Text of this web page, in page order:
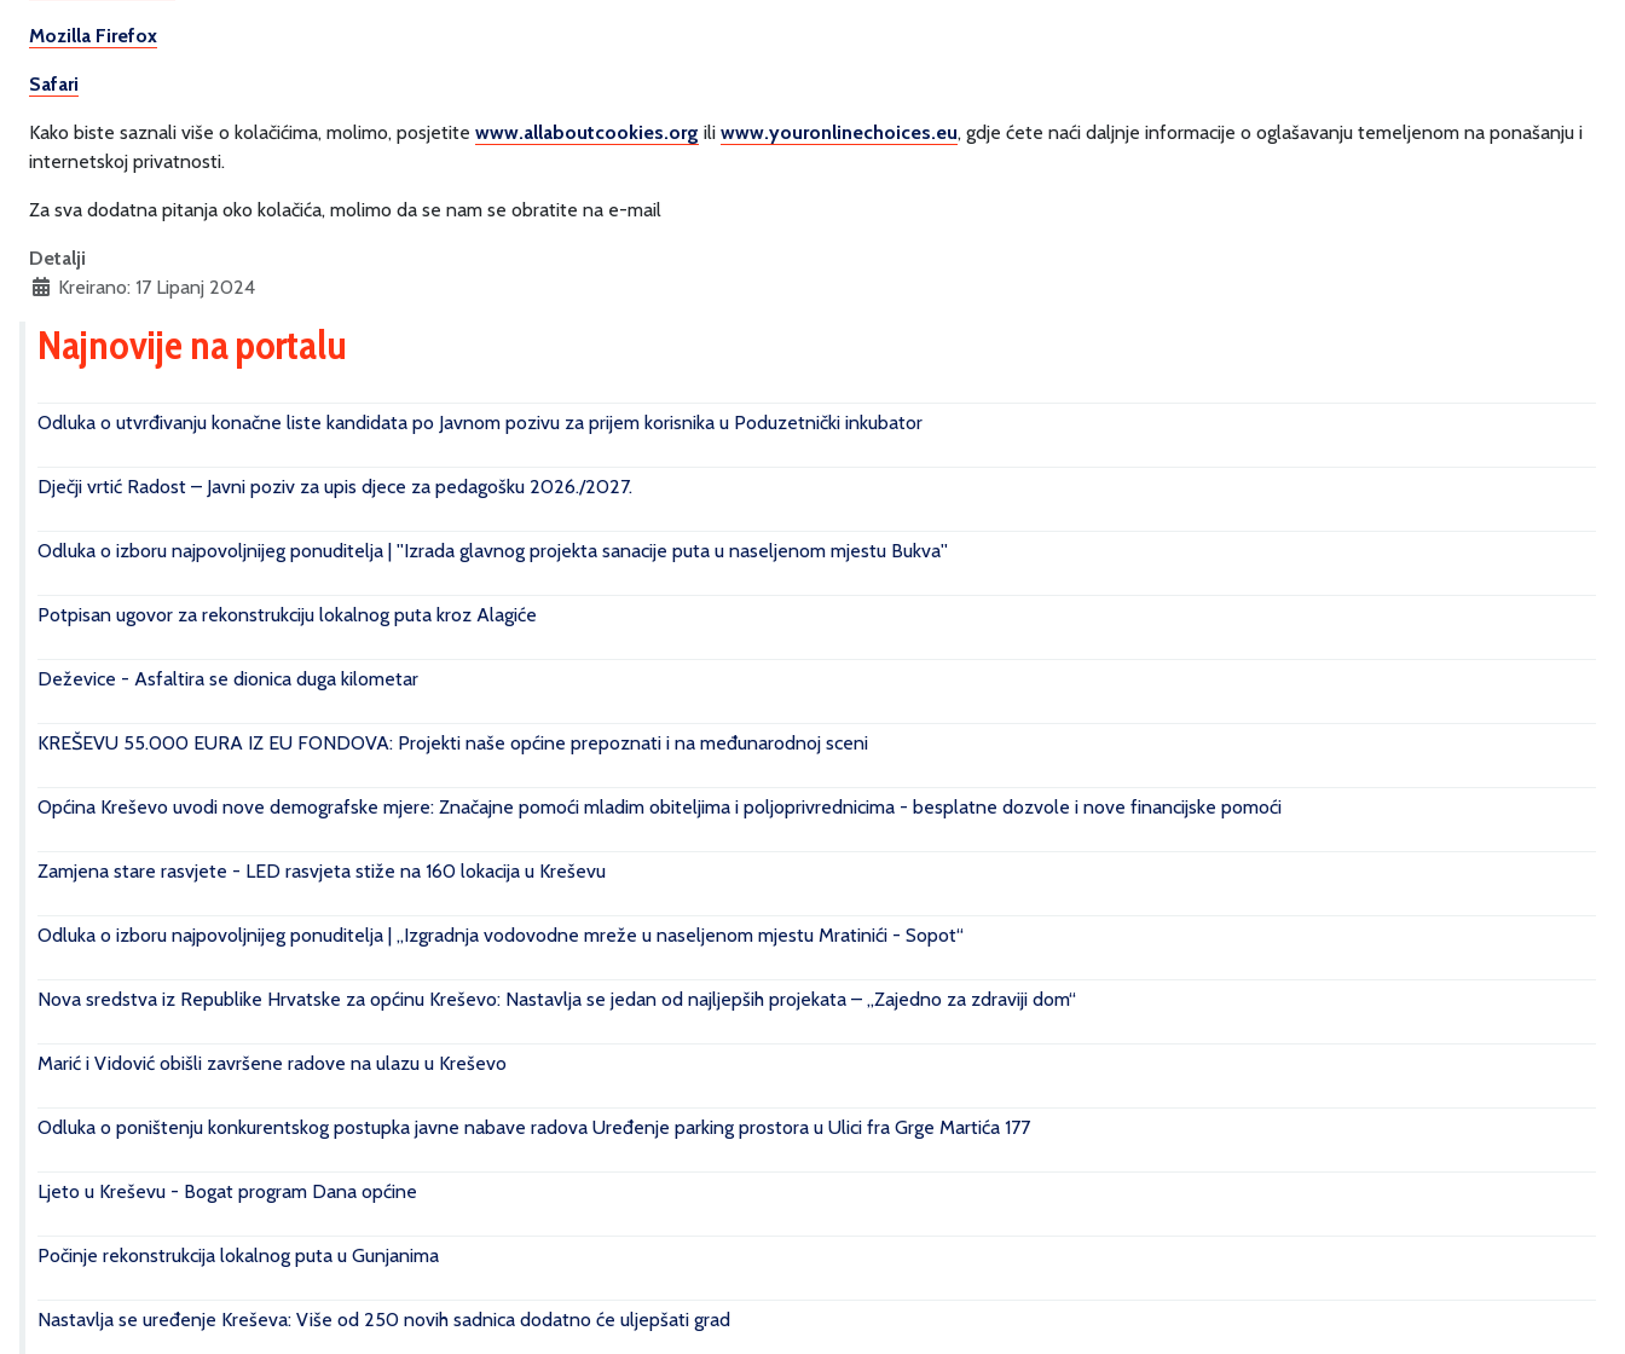
Mozilla Firefox
Safari
Kako biste saznali više o kolačićima, molimo, posjetite www.allaboutcookies.org ili www.youronlinechoices.eu, gdje ćete naći daljnje informacije o oglašavanju temeljenom na ponašanju i
internetskoj privatnosti.
Za sva dodatna pitanja oko kolačića, molimo da se nam se obratite na e-mail
Detalji
Kreirano: 17 Lipanj 2024
Najnovije na portalu
Odluka o utvrđivanju konačne liste kandidata po Javnom pozivu za prijem korisnika u Poduzetnički inkubator
Dječji vrtić Radost – Javni poziv za upis djece za pedagošku 2026./2027.
Odluka o izboru najpovoljnijeg ponuditelja | ''Izrada glavnog projekta sanacije puta u naseljenom mjestu Bukva''
Potpisan ugovor za rekonstrukciju lokalnog puta kroz Alagiće
Deževice - Asfaltira se dionica duga kilometar
KREŠEVU 55.000 EURA IZ EU FONDOVA: Projekti naše općine prepoznati i na međunarodnoj sceni
Općina Kreševo uvodi nove demografske mjere: Značajne pomoći mladim obiteljima i poljoprivrednicima - besplatne dozvole i nove financijske pomoći
Zamjena stare rasvjete - LED rasvjeta stiže na 160 lokacija u Kreševu
Odluka o izboru najpovoljnijeg ponuditelja | „Izgradnja vodovodne mreže u naseljenom mjestu Mratinići - Sopot“
Nova sredstva iz Republike Hrvatske za općinu Kreševo: Nastavlja se jedan od najljepših projekata – „Zajedno za zdraviji dom“
Marić i Vidović obišli završene radove na ulazu u Kreševo
Odluka o poništenju konkurentskog postupka javne nabave radova Uređenje parking prostora u Ulici fra Grge Martića 177
Ljeto u Kreševu - Bogat program Dana općine
Počinje rekonstrukcija lokalnog puta u Gunjanima
Nastavlja se uređenje Kreševa: Više od 250 novih sadnica dodatno će uljepšati grad